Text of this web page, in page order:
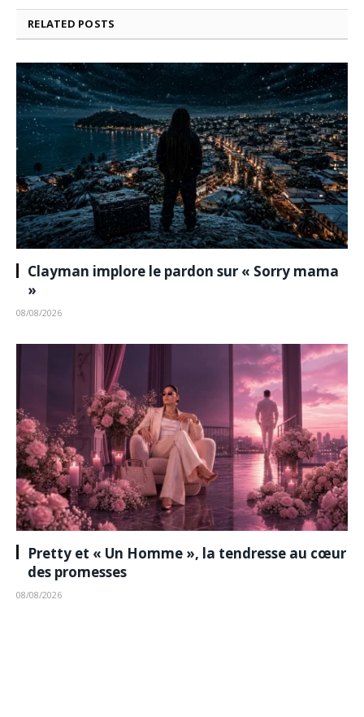
RELATED POSTS
Clayman implore le pardon sur « Sorry mama
»
08/08/2026
Pretty et « Un Homme », la tendresse au cœur
des promesses
08/08/2026